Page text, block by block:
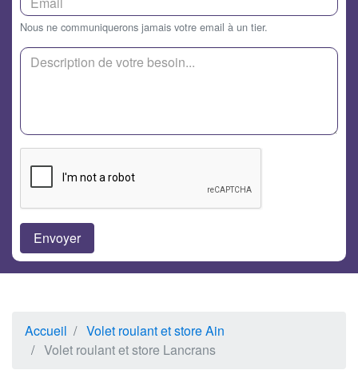
Nous ne communiquerons jamais votre email à un tier.
Accueil
Volet roulant et store Ain
Volet roulant et store Lancrans